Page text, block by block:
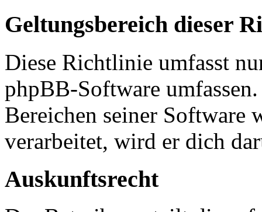
Geltungsbereich dieser
Diese Richtlinie umfasst
phpBB-Software
Bereichen seiner Software
verarbeitet, wird er dich
Auskunftsrecht